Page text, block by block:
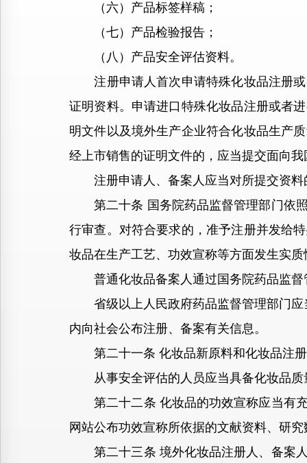
（六）产品标签样稿；
（七）产品检验报告；
（八）产品安全评估资料。
注册申请人首次申请特殊化妆品注册或
证明资料。申请进口特殊化妆品注册或者
明文件以及境外生产企业符合化妆品生产
经上市销售的证明文件的，应当提交面向
注册申请人、备案人应当对所提交资料
第二十条 国务院药品监督管理部门依照
行审查。对符合要求的，准予注册并发给
妆品在生产工艺、功效宣称等方面发生实
普通化妆品备案人通过国务院药品监督
省级以上人民政府药品监督管理部门应
内向社会公布注册、备案有关信息。
第二十一条 化妆品新原料和化妆品注册
从事安全评估的人员应当具备化妆品质
第二十二条 化妆品的功效宣称应当有充
网站公布功效宣称所依据的文献资料、研
第二十三条 境外化妆品注册人、备案人